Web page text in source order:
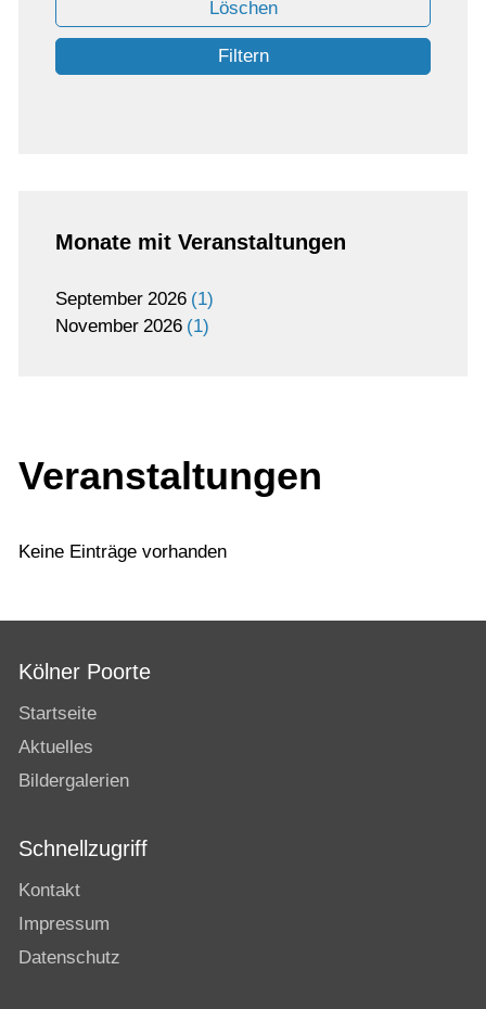
Löschen
Filtern
Monate mit Veranstaltungen
September 2026 1
November 2026 1
Veranstaltungen
Keine Einträge vorhanden
Kölner Poorte
Startseite
Aktuelles
Bildergalerien
Schnellzugriff
Kontakt
Impressum
Datenschutz